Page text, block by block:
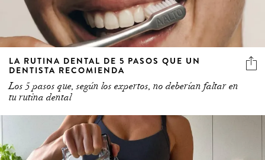
LA RUTINA DENTAL DE 5 PASOS QUE UN
DENTISTA RECOMIENDA
Los 5 pasos que, según los expertos, no deberían faltar en
tu rutina dental